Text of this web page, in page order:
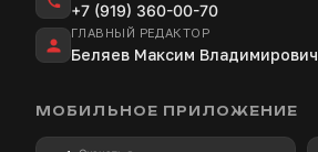
+7 (919) 360-00-70
ГЛАВНЫЙ РЕДАКТОР
Беляев Максим Владимирович
МОБИЛЬНОЕ ПРИЛОЖЕНИЕ